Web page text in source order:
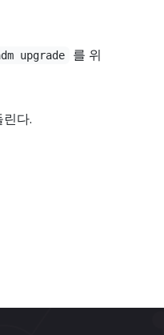
upgrade
를 위
다.